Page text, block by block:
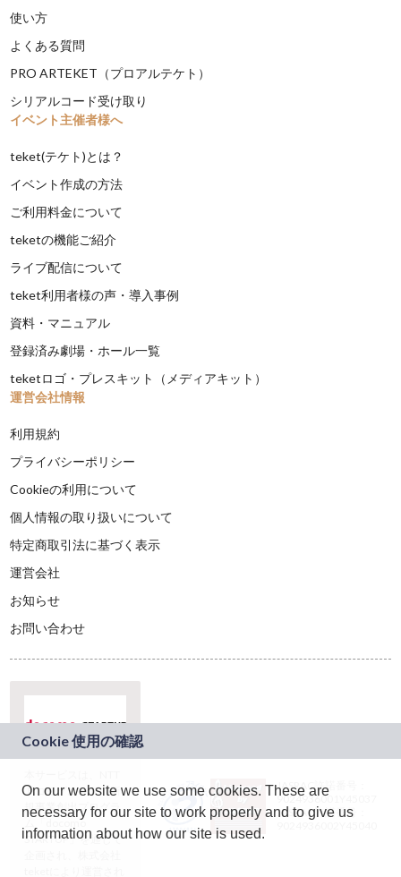
使い方
よくある質問
PRO ARTEKET（プロアルテケト）
シリアルコード受け取り
イベント主催者様へ
teket(テケト)とは？
イベント作成の方法
ご利用料金について
teketの機能ご紹介
ライブ配信について
teket利用者様の声・導入事例
資料・マニュアル
登録済み劇場・ホール一覧
teketロゴ・プレスキット（メディアキット）
運営会社情報
利用規約
プライバシーポリシー
Cookieの利用について
個人情報の取り扱いについて
特定商取引法に基づく表示
運営会社
お知らせ
お問い合わせ
ドコモグループの新
規事業創出プログラ
ム「docomo
STARTUP」を通じて
JASRAC許諾番号：
9024936001Y45037
JASRAC許諾番号：
On our website we use some cookies. These are
necessary for our site to work properly and to give us
information about how our site is used.